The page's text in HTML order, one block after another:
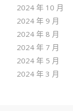
2024 年 10 月
2024 年 9 月
2024 年 8 月
2024 年 7 月
2024 年 5 月
2024 年 3 月